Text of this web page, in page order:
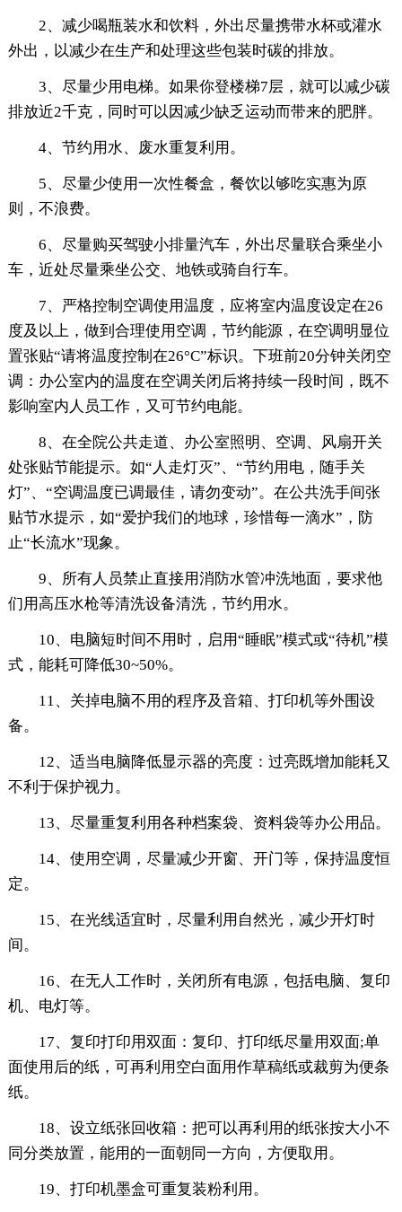
2、减少喝瓶装水和饮料，外出尽量携带水杯或灌水
外出，以减少在生产和处理这些包装时碳的排放。
3、尽量少用电梯。如果你登楼梯7层，就可以减少碳
排放近2千克，同时可以因减少缺乏运动而带来的肥胖。
4、节约用水、废水重复利用。
5、尽量少使用一次性餐盒，餐饮以够吃实惠为原
则，不浪费。
6、尽量购买驾驶小排量汽车，外出尽量联合乘坐小
车，近处尽量乘坐公交、地铁或骑自行车。
7、严格控制空调使用温度，应将室内温度设定在26
度及以上，做到合理使用空调，节约能源，在空调明显位
置张贴“请将温度控制在26°C”标识。下班前20分钟关闭空
调：办公室内的温度在空调关闭后将持续一段时间，既不
影响室内人员工作，又可节约电能。
8、在全院公共走道、办公室照明、空调、风扇开关
处张贴节能提示。如“人走灯灭”、“节约用电，随手关
灯”、“空调温度已调最佳，请勿变动”。在公共洗手间张
贴节水提示，如“爱护我们的地球，珍惜每一滴水”，防
止“长流水”现象。
9、所有人员禁止直接用消防水管冲洗地面，要求他
们用高压水枪等清洗设备清洗，节约用水。
10、电脑短时间不用时，启用“睡眠”模式或“待机”模
式，能耗可降低30~50%。
11、关掉电脑不用的程序及音箱、打印机等外围设
备。
12、适当电脑降低显示器的亮度：过亮既增加能耗又
不利于保护视力。
13、尽量重复利用各种档案袋、资料袋等办公用品。
14、使用空调，尽量减少开窗、开门等，保持温度恒
定。
15、在光线适宜时，尽量利用自然光，减少开灯时
间。
16、在无人工作时，关闭所有电源，包括电脑、复印
机、电灯等。
17、复印打印用双面：复印、打印纸尽量用双面;单
面使用后的纸，可再利用空白面用作草稿纸或裁剪为便条
纸。
18、设立纸张回收箱：把可以再利用的纸张按大小不
同分类放置，能用的一面朝同一方向，方便取用。
19、打印机墨盒可重复装粉利用。